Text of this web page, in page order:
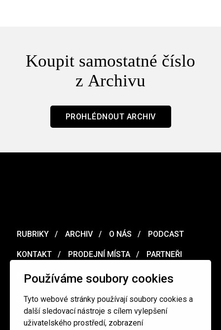
Používáme soubory cookies
Tyto webové stránky používají soubory cookies a
další sledovací nástroje s cílem vylepšení
uživatelského prostředí, zobrazení
Koupit samostatné číslo
z Archivu
PROHLÉDNOUT ARCHIV
RUBRIKY ARCHIV O NÁS PODCAST
KONTAKT PRODEJNÍ MÍSTA PARTNEŘI
MERCH VOUCHER
Ochrana osobních údajů / Obchodní podmínky